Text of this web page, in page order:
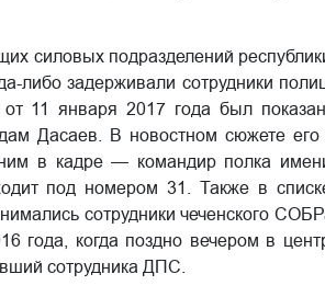
силовых подразделений
либо задерживали сотрудники
11 января 2017 года был
Дасаев. В новостном сюжете его
в кадре — командир полка
под номером 31. Также в
сотрудники чеченского
года, когда поздно вечером в
сотрудника ДПС.